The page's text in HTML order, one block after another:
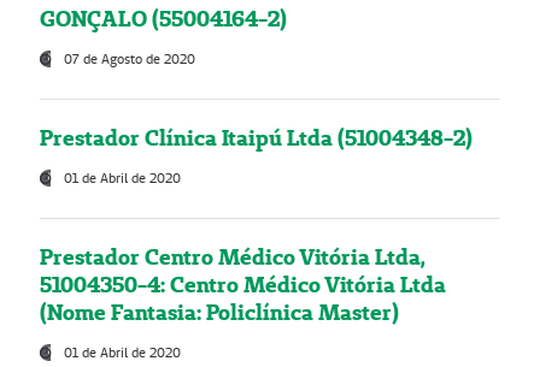
GONÇALO (55004164-2)
07 de Agosto de 2020
Prestador Clínica Itaipú Ltda (51004348-2)
01 de Abril de 2020
Prestador Centro Médico Vitória Ltda,
51004350-4: Centro Médico Vitória Ltda
(Nome Fantasia: Policlínica Master)
01 de Abril de 2020